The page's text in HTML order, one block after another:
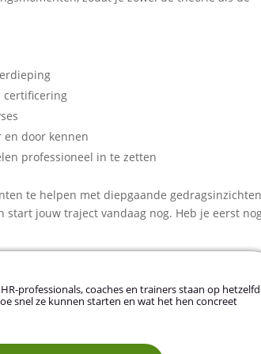
certificering
door kennen
professioneel in te zetten
te helpen met diepgaande
start jouw traject vandaag nog. Heb je eerst
professionals, coaches en trainers staan op
snel ze kunnen starten en wat het hen concreet